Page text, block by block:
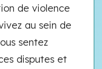
de violence
au sein de
sentez
disputes et